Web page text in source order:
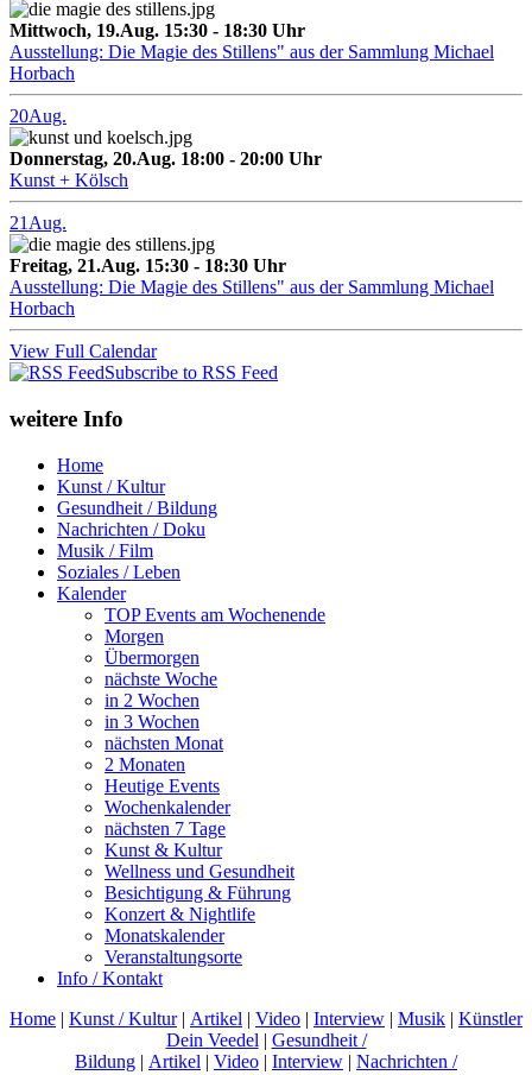
Mittwoch, 19.Aug. 15:30 - 18:30 Uhr
Ausstellung: Die Magie des Stillens" aus der Sammlung Michael
Horbach
20Aug.
Donnerstag, 20.Aug. 18:00 - 20:00 Uhr
Kunst + Kölsch
21 Aug.
Freitag, 21.Aug. 15:30 - 18:30 Uhr
Ausstellung: Die Magie des Stillens" aus der Sammlung Michael
Horbach
View Full Calendar
Subscribe to RSS Feed
weitere Info
Home
Kunst / Kultur
Gesundheit / Bildung
Nachrichten / Doku
Musik / Film
Soziales / Leben
Kalender
TOP Events am Wochenende
Morgen
Übermorgen
nächste Woche
in 2 Wochen
in 3 Wochen
nächsten Monat
2 Monaten
Heutige Events
Wochenkalender
nächsten 7 Tage
Kunst & Kultur
Wellness und Gesundheit
Besichtigung & Führung
Konzert & Nightlife
Monatskalender
Veranstaltungsorte
Info / Kontakt
Home | Kunst / Kultur| Artikel | Video | Interview | Musik | Künstler
Dein Veedel | Gesundheit /
Bildung | Artikel | Video | Interview | Nachrichten /